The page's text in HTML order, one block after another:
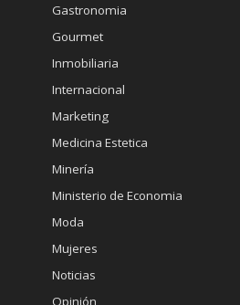
Gastronomia
Gourmet
Inmobiliaria
Internacional
Marketing
Medicina Estetica
Minería
Ministerio de Economia
Moda
Mujeres
Noticias
Opinión